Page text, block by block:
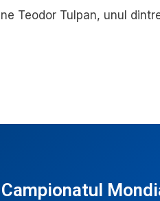
Teodor Tulpan, unul